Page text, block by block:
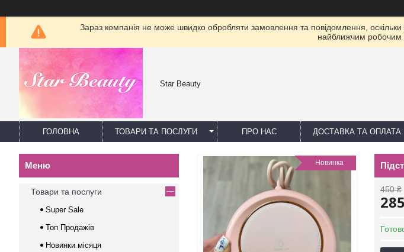
Зараз компанія не може швидко обробляти замовлення та повідомлення,
найближчим
Star Beauty
ГОЛОВНА ТОВАРИ ТА ПОСЛУГИ ПРО НАС ДОСТАВКА ТА ОПЛАТА
Новинка
450 ₴
Товари та послуги
Super Sale
Топ Продажів
Новинки місяця